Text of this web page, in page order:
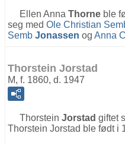
Ellen Anna Thorne ble
seg med Ole Christian
Semb Jonassen og Anna
Thorstein Jorstad
M, f. 1860, d. 1947
Thorstein Jorstad giftet
Thorstein Jorstad ble født i